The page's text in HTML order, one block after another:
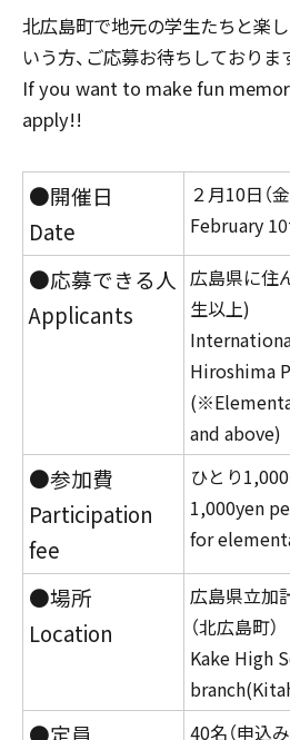
北広島町で地元の学生たちと楽
いう方、ご応募お待ちしており
If you want to make fun
apply!!
●開催日
Date
２月10日（金
February
●応募できる人
Applicants
広島県に住
生以上)
Hiroshima
and above)
●参加費
Participation
fee
ひとり1,000
1,000yen
for
●場所
Location
広島県立加
（北広島町）
Kake High
●定員 40名（申込